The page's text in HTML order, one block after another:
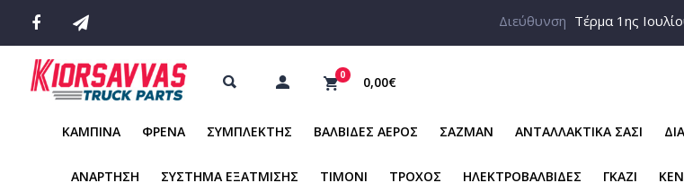
Διεύθυνση Τέρμα 1ης
0 0,00€
ΚΑΜΠΙΝΑ ΦΡΕΝΑ ΣΥΜΠΛΕΚΤΗΣ ΒΑΛΒΙΔΕΣ ΑΕΡΟΣ ΣΑΖΜΑΝ ΑΝΤΑΛΛΑΚΤΙΚΑ ΣΑΣΙ
ΑΝΑΡΤΗΣΗ ΣΥΣΤΗΜΑ ΕΞΑΤΜΙΣΗΣ ΤΙΜΟΝΙ ΤΡΟΧΟΣ ΗΛΕΚΤΡΟΒΑΛΒΙΔΕΣ ΓΚΑΖΙ